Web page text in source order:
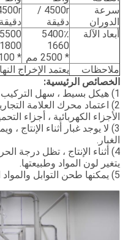
سرعة
الدوران
4500r /
دقيقة
دقيقة
أبعاد الآلة
5400٪
1660
* 2500 مم
1800
* 3100 مم
ملاحظات
يعتمد الإخراج
الخصائص الرئيسية:
1) هيكل بسيط ، سهل التركيب والصيانة.
2) اعتماد محرك العلامة
الأجزاء الكهربائية ، أجزاء
3) لا يوجد غبار أثناء
الغبار.
4) أثناء الإنتاج ، تظل درجة
يتغير لون المواد وطبيعتها.
5) يمكنها طحن التوابل والمواد الزيتية بنسبة 10٪ ~ 20٪.